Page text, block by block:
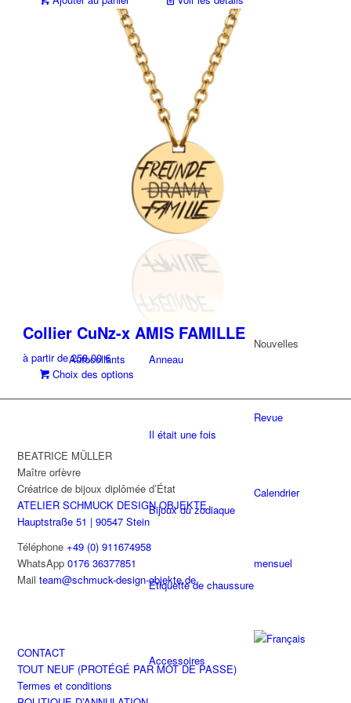
Autocollants
X-Design
Bracelet
Anneau
Il était une fois
Bijoux du zodiaque
Étiquette de chaussure
Accessoires
Nouvelles
Revue
Calendrier
mensuel
Collier CuNz-x AMIS FAMILLE
à partir de258,00€
Choix des options
variations.
peuvent
être
choisies
la
du
BEATRICE MÜLLER
Maître orfèvre
Créatrice de bijoux diplômée d’État
ATELIER SCHMUCK DESIGN OBJEKTE
Hauptstraße 51 | 90547 Stein
Téléphone+49 (0) 911674958
WhatsApp0176 36377851
Mailteam@schmuck-design-objekte.de
CONTACT
TOUT NEUF (PROTÉGÉ PAR MOT DE PASSE)
Termes et conditions